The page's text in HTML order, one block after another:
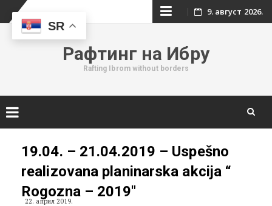
Skip
content
9. август 2026.
Рафтинг на Ибру
Rafting Ibrom without borders
19.04. – 21.04.2019 – Uspešno
realizovana planinarska akcija “
Rogozna – 2019″
22. април 2019.
SR